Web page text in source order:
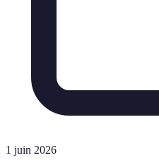
1 juin 2026